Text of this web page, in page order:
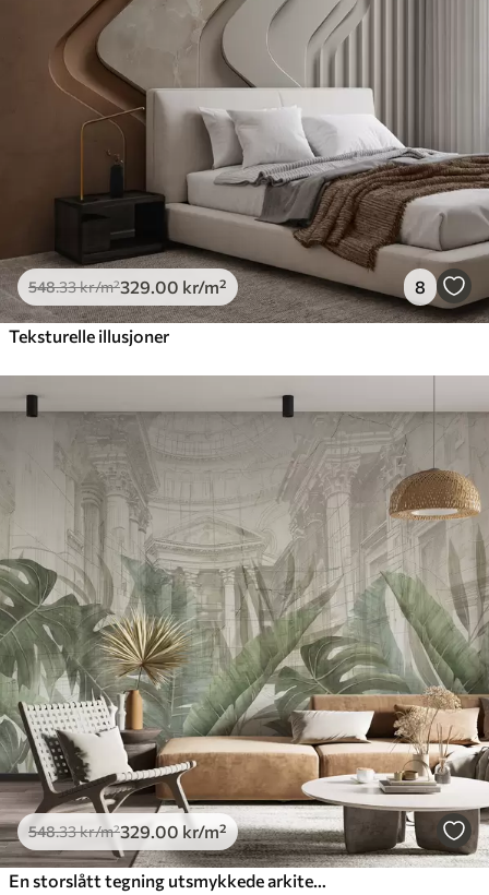
548.33kr/m²329 .00 kr/m² 8
Teksturelle illusjoner
548.33kr/m²329 .00 kr/m²